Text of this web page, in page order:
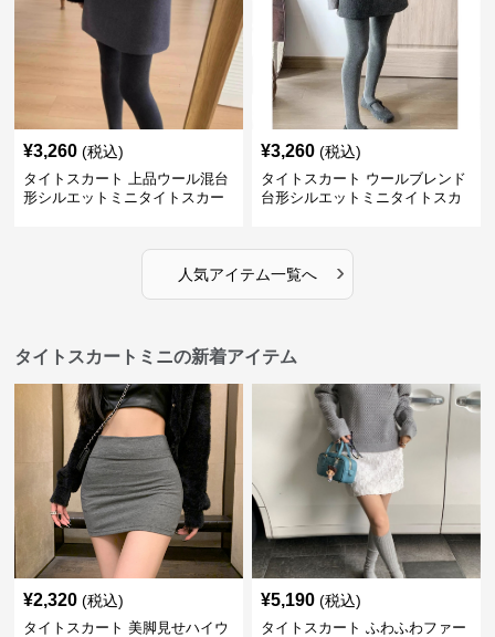
¥3,260 (税込)
タイトスカート 上品ウール混台
形シルエットミニタイトスカー
¥3,260 (税込)
タイトスカート ウールブレンド
台形シルエットミニタイトスカ
人気アイテム一覧へ ›
タイトスカートミニの新着アイテム
¥2,320 (税込)
タイトスカート 美脚見せハイウ
¥5,190 (税込)
タイトスカート ふわふわファー